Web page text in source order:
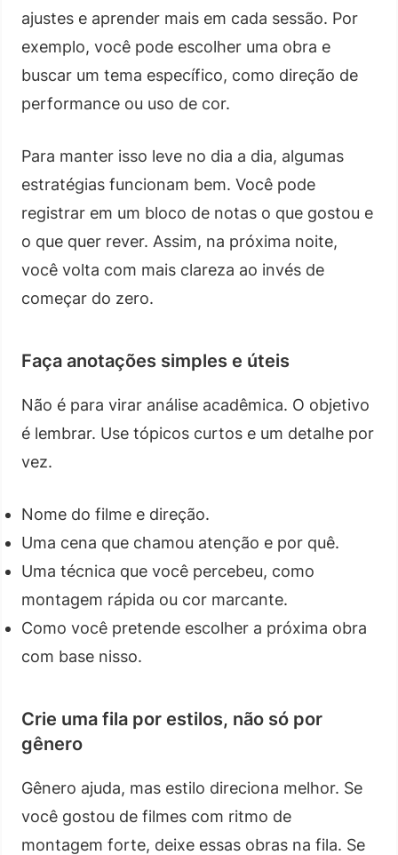
ajustes e aprender mais em cada sessão. Por
exemplo, você pode escolher uma obra e
buscar um tema específico, como direção de
performance ou uso de cor.
Para manter isso leve no dia a dia, algumas
estratégias funcionam bem. Você pode
registrar em um bloco de notas o que gostou e
o que quer rever. Assim, na próxima noite,
você volta com mais clareza ao invés de
começar do zero.
Faça anotações simples e úteis
Não é para virar análise acadêmica. O objetivo
é lembrar. Use tópicos curtos e um detalhe por
vez.
Nome do filme e direção.
Uma cena que chamou atenção e por quê.
Uma técnica que você percebeu, como
montagem rápida ou cor marcante.
Como você pretende escolher a próxima obra
com base nisso.
Crie uma fila por estilos, não só por
gênero
Gênero ajuda, mas estilo direciona melhor. Se
você gostou de filmes com ritmo de
montagem forte, deixe essas obras na fila. Se